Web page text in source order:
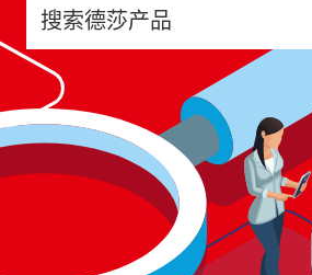
搜索德莎产品